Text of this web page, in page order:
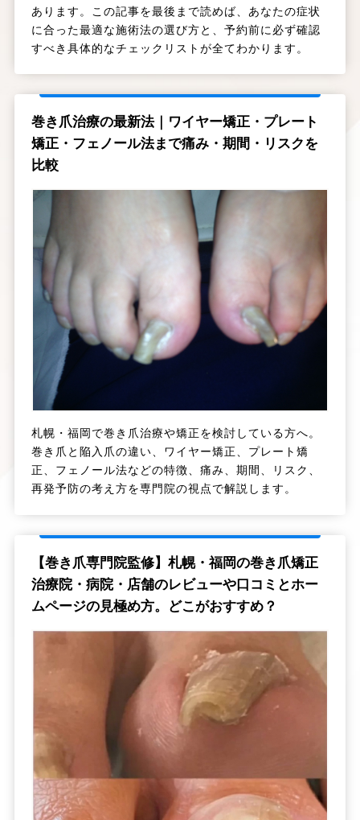
あります。この記事を最後まで読めば、あなたの症状
に合った最適な施術法の選び方と、予約前に必ず確認
すべき具体的なチェックリストが全てわかります。
巻き爪治療の最新法｜ワイヤー矯正・プレート
矯正・フェノール法まで痛み・期間・リスクを
比較
札幌・福岡で巻き爪治療や矯正を検討している方へ。
巻き爪と陥入爪の違い、ワイヤー矯正、プレート矯
正、フェノール法などの特徴、痛み、期間、リスク、
再発予防の考え方を専門院の視点で解説します。
【巻き爪専門院監修】札幌・福岡の巻き爪矯正
治療院・病院・店舗のレビューや口コミとホー
ムページの見極め方。どこがおすすめ？